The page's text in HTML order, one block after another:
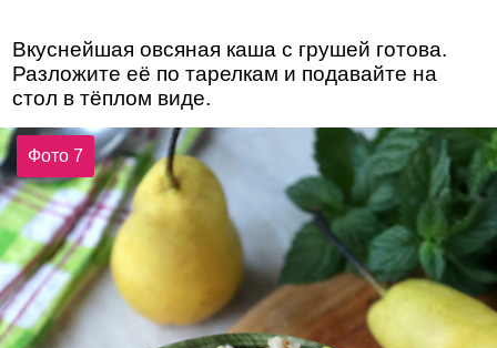
Вкуснейшая овсяная каша с грушей готова.
Разложите её по тарелкам и подавайте на
стол в тёплом виде.
Фото 7